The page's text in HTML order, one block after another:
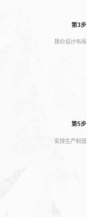
第3步
报价设计布局
第5步
安排生产制造